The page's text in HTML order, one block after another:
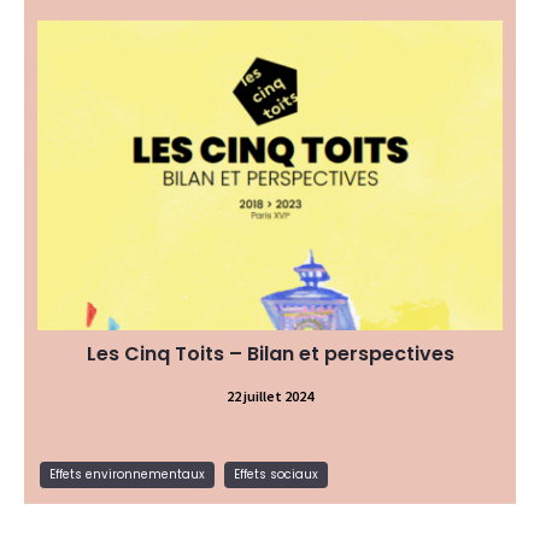
Effets environnementaux Effets sociaux
Les Cinq Toits – Bilan et perspectives
22 juillet 2024
En 2018 débute l’aventure collective des Cinq
Toits...Après cinq ans d’expérimentation, l’horizon
de sa fermeture a offert aux porteurs de projet
l’opportunité de prendre du recul sur ce qui
constitue l’une de leurs plus belles expériences en
termes d’hospitalité et de vivre ensemble dans un
contexte d'urbanisme transitoire...Fondé sur un
travail de recherche externe, ce bilan synthétise
les grands enseignements du projet et propose
une grille d'indicateurs qui peut aussi soutenir
l’analyse de futurs tiers-lieux solidaires.
Type de ressource:
Evaluation et bilan d’impact
Thématique:
Effets environnementaux, Effets
sociaux
Lire la suite